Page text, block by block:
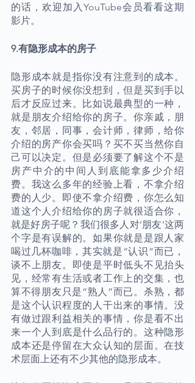
的话，欢迎加入YouTube会员看看这期
影片。
9.有隐形成本的房子
隐形成本就是指你没有注意到的成本。
买房子的时候你没想到，但是买到手以
后才反应过来。比如说最典型的一种，
就是朋友介绍给你的房子。你亲戚，朋
友，邻居，同事，会计师，律师，给你
介绍的房产你会买吗？买不买当然你自
己可以决定。但是必须要了解这个不是
房产中介的中间人到底能拿多少介绍
费。我这么多年的经验上看，不拿介绍
费的人少。即使不拿介绍费，你怎么知
道这个人介绍给你的房子就很适合你，
就是好房子呢？我们很多人对‘朋友’这两
个字是有误解的。如果你就是是跟人家
喝过几杯咖啡，其实就是“认识”而已，
谈不上朋友。即使是平时低头不见抬头
见，经常有生活或者工作上的交集，也
算不得朋友只是“熟人”而已。杀熟，都
是这个认识程度的人干出来的事情。没
有做过跟利益相关的事情，你是看不出
来一个人到底是什么品行的。这种隐形
成本还是停留在大众认知的层面。在技
术层面上还有不少其他的隐形成本。